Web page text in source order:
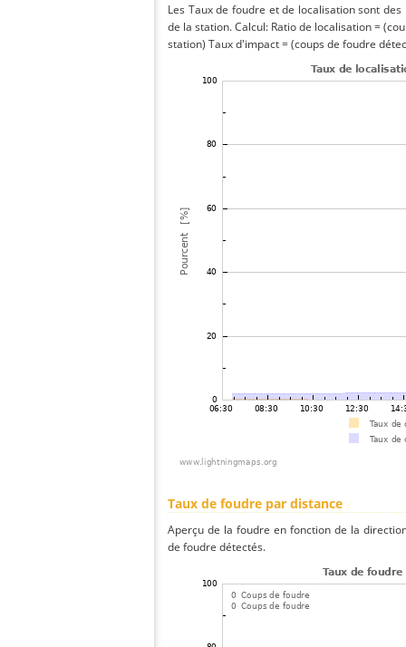
Les Taux de foudre et de localisation sont
de la station. Calcul: Ratio de localisation =
station) Taux d'impact = (coups de foudre
Taux de foudre par distance
Aperçu de la foudre en fonction de la
de foudre détectés.